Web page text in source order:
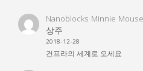
Nanoblocks Minnie
상주
2018-12-28
건프라의 세계로 오세요